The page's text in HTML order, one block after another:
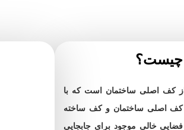
چیست؟
کف اصلی ساختمان است که با
کف اصلی ساختمان و کف ساخته
خالی موجود برای جابجایی